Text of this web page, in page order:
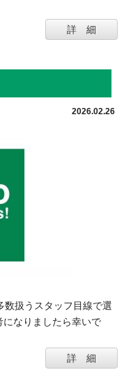
詳 細
2026.02.26
扱うスタッフ目線で選
なりましたら幸いで
詳 細